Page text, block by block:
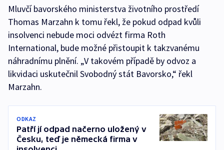
Mluvčí bavorského ministerstva životního prostředí
Thomas Marzahn k tomu řekl, že pokud odpad kvůli
insolvenci nebude moci odvézt firma Roth
International, bude možné přistoupit k takzvanému
náhradnímu plnění. „V takovém případě by odvoz a
likvidaci uskutečnil Svobodný stát Bavorsko,“ řekl
Marzahn.
ODKAZ
Patří jí odpad načerno uložený v
Česku, teď je německá firma v